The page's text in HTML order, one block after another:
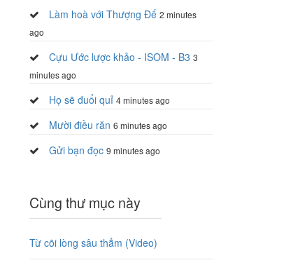
Làm hoà với Thượng Đế 2 minutes
ago
Cựu Ước lược khảo - ISOM - B3 3
minutes ago
Họ sẽ đuổi quỉ 4 minutes ago
Mười điều răn 6 minutes ago
Gửi bạn đọc 9 minutes ago
Cùng thư mục này
Từ cõi lòng sâu thẳm (Video)